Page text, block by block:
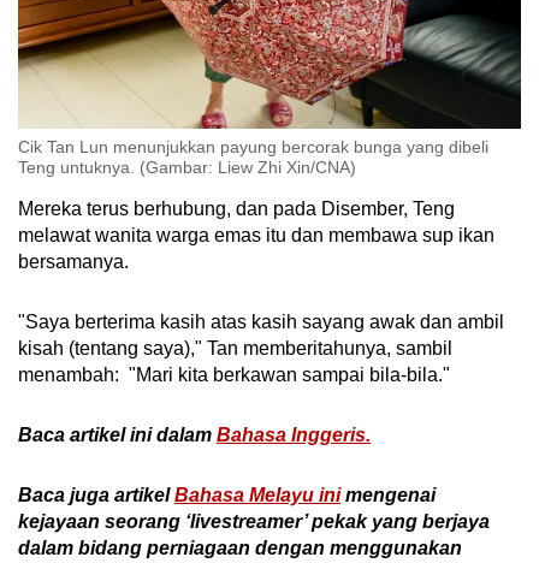
Cik Tan Lun menunjukkan payung bercorak bunga yang dibeli
Teng untuknya. (Gambar: Liew Zhi Xin/CNA)
Mereka terus berhubung, dan pada Disember, Teng
melawat wanita warga emas itu dan membawa sup ikan
bersamanya.
"Saya berterima kasih atas kasih sayang awak dan ambil
kisah (tentang saya)," Tan memberitahunya, sambil
menambah: "Mari kita berkawan sampai bila-bila."
Baca artikel ini dalam Bahasa Inggeris.
Baca juga artikelBahasa Melayu inimengenai
kejayaan seorang ‘livestreamer’ pekak yang berjaya
dalam bidang perniagaan dengan menggunakan